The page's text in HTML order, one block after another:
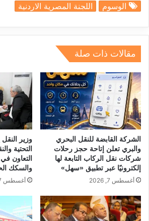
c
e
b
o
o
k
ai
l
at
s
A
p
p
e
a
e
gr
الوسوم اللجنة المصرية الاردنية
مقالات ذات صلة
الشركة القابضة للنقل البحري
والبري تعلن إتاحة حجز رحلات
شركات نقل الركاب التابعة لها
إلكترونيًا عبر تطبيق «سهل»
أغسطس 7, 2026
وزير
التحتية
التعاون
والسكك
أغسطس 7, 2026